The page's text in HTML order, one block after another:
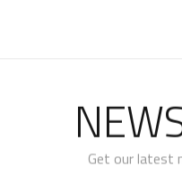
Get our latest